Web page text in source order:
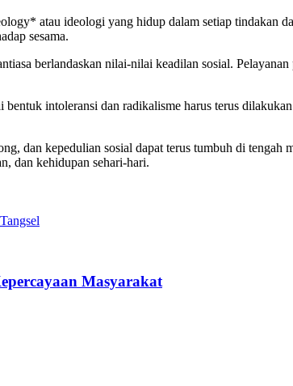
atau ideologi yang hidup dalam setiap tindakan
sesama.
berlandaskan nilai-nilai keadilan sosial.
intoleransi dan radikalisme harus terus
dan kepedulian sosial dapat terus tumbuh di tengah
dan kehidupan sehari-hari.
Masyarakat